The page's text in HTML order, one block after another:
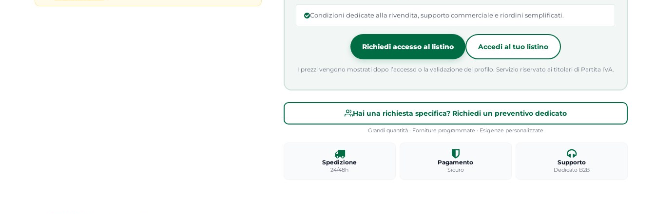
Condizioni dedicate alla rivendita, supporto commerciale e riordini semplificati.
Richiedi accesso al listino Accedi al tuo listino
I prezzi vengono mostrati dopo l’accesso o la validazione del profilo. Servizio riservato ai titolari di Partita IVA.
Hai una richiesta specifica? Richiedi un preventivo dedicato
Grandi quantità · Forniture programmate · Esigenze personalizzate
Spedizione
24/48h
Pagamento
Sicuro
Supporto
Dedicato B2B